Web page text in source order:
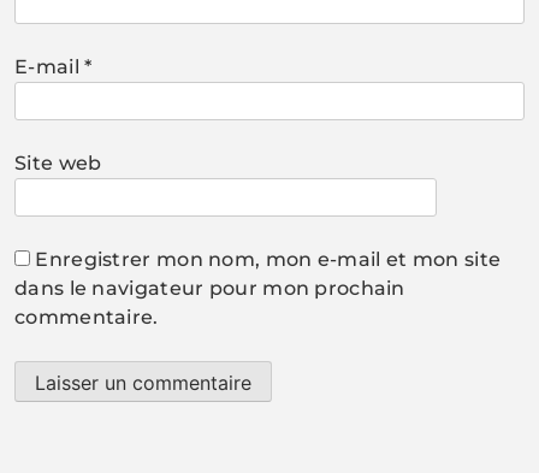
E-mail*
Site web
Enregistrer mon nom, mon e-mail et mon site
dans le navigateur pour mon prochain
commentaire.